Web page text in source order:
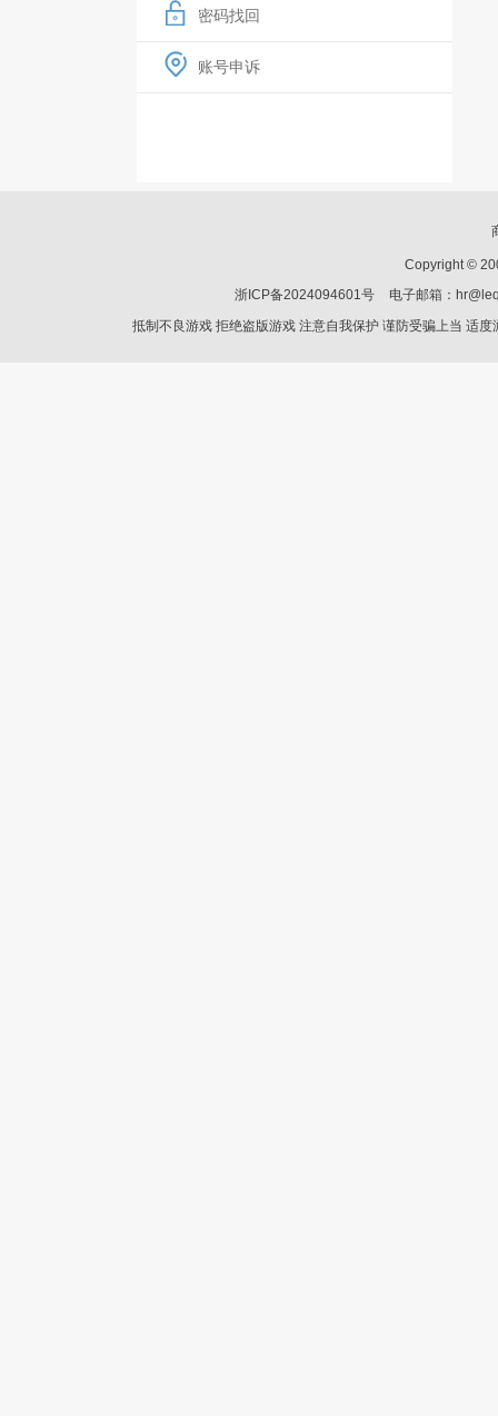
密码找回
账号申诉
Copyright ©
浙ICP备2024094601号
电子邮箱：
抵制不良游戏 拒绝盗版游戏 注意自我保护 谨防受骗上当 适